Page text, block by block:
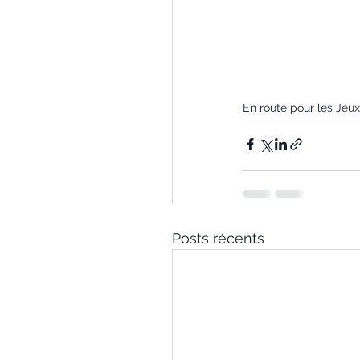
En route pour les
Posts récents